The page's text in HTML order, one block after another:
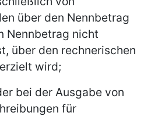
über den Nennbetrag
Nennbetrag nicht
über den rechnerischen
wird;
bei der Ausgabe von
für